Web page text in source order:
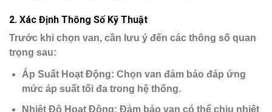
2. Xác Định Thông Số Kỹ Thuật
Trước khi chọn van, cần lưu ý đến các thông số quan
trọng sau:
Áp Suất Hoạt Động: Chọn van đảm bảo đáp ứng
mức áp suất tối đa trong hệ thống.
Nhiệt Độ Hoạt Động: Đảm bảo van có thể chịu nhiệt